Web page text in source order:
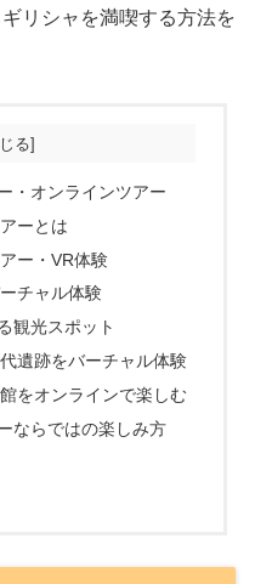
リシャを満喫する方法を
・オンラインツアー
ーとは
ー・VR体験
チャル体験
観光スポット
遺跡をバーチャル体験
をオンラインで楽しむ
ならではの楽しみ方